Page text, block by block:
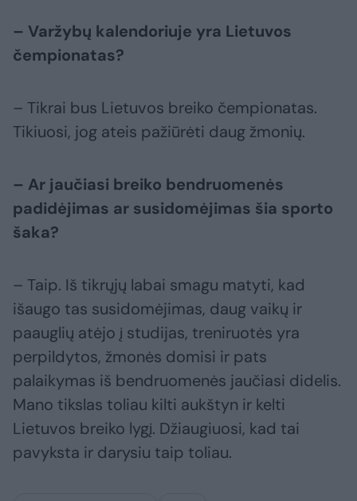
– Varžybų kalendoriuje yra Lietuvos
čempionatas?
– Tikrai bus Lietuvos breiko čempionatas.
Tikiuosi, jog ateis pažiūrėti daug žmonių.
– Ar jaučiasi breiko bendruomenės
padidėjimas ar susidomėjimas šia sporto
šaka?
– Taip. Iš tikrųjų labai smagu matyti, kad
išaugo tas susidomėjimas, daug vaikų ir
paauglių atėjo į studijas, treniruotės yra
perpildytos, žmonės domisi ir pats
palaikymas iš bendruomenės jaučiasi didelis.
Mano tikslas toliau kilti aukštyn ir kelti
Lietuvos breiko lygį. Džiaugiuosi, kad tai
pavyksta ir darysiu taip toliau.